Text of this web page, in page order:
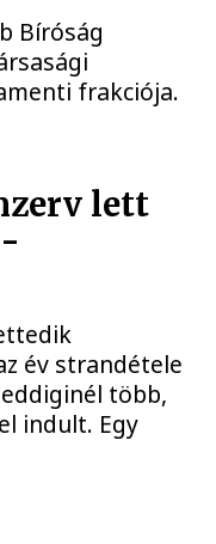
Bíróság
frakciója.
lett
év strandétele
több,
indult. Egy